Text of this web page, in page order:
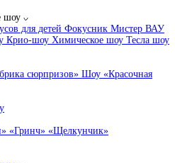
шоу
для детей Фокусник Мистер ВАУ
Крио-шоу Химическое шоу Тесла шоу
сюрпризов» Шоу «Красочная
«Гринч» «Щелкунчик»